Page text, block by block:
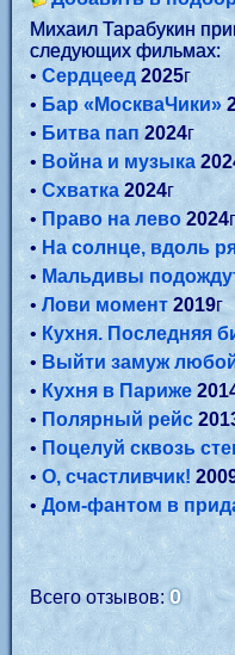
Михаил Тарабукин
следующих фильмах:
•Сердцеед 2025г
• Бар «МоскваЧики»
• Битва пап 2024г
• Война и музыка
• Схватка 2024г
• Право на лево 2024г
• На солнце, вдоль
• Мальдивы
• Лови момент 2019г
• Кухня. Последняя
• Выйти замуж
• Кухня в Париже
• Полярный рейс
• Поцелуй сквозь
• О, счастливчик!
•Дом-фантом в
Всего отзывов:0